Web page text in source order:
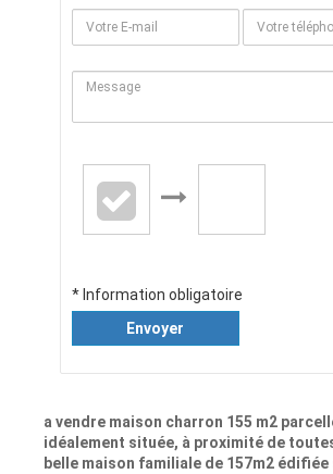
* Information obligatoire
Envoyer
a vendre maison charron 155 m2
idéalement située, à proximité de
belle maison familiale de 157m2 édifiée